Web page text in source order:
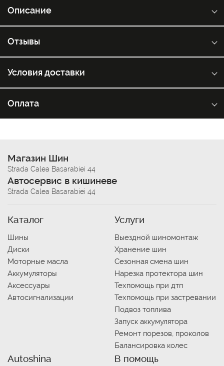
Описание
Отзывы
Условия доставки
Оплата
Магазин Шин
Strada Calea Basarabiei 44
Автосервис в кишиневе
Strada Calea Basarabiei 44
Каталог
Шины
Диски
Моторные масла
Аккумуляторы
Аксессуары
Автосигнализации
Услуги
Выездной шиномонтаж
Хранение шин
Сезонная смена шин
Нарезка протектора шин
Техпомощь при дтп
Техпомощь при застревании
Подвоз топлива
Запуск аккумулятора
Ремонт порезов, проколов
Балансировка колес
Autoshina В помощь